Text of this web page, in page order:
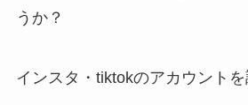
うか？
インスタ・tiktokのアカウントを